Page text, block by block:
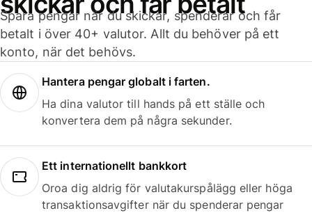
Spara pengar när du skickar, spenderar och får
betalt i över 40+ valutor. Allt du behöver på ett
konto, när det behövs.
Hantera pengar globalt i farten.
Ha dina valutor till hands på ett ställe och
konvertera dem på några sekunder.
Ett internationellt bankkort
Oroa dig aldrig för valutakurspålägg eller höga
transaktionsavgifter när du spenderar pengar